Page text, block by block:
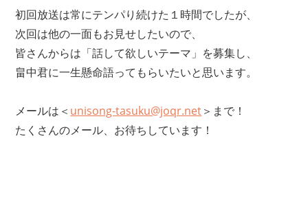
初回放送は常にテンパり続けた１時間でしたが、
次回は他の一面もお見せしたいので、
皆さんからは「話して欲しいテーマ」を募集し、
畠中君に一生懸命語ってもらいたいと思います。
メールは＜ unisong-tasuku@joqr.net＞まで！
たくさんのメール、お待ちしています！